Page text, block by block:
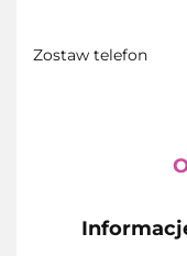
Zostaw telefon